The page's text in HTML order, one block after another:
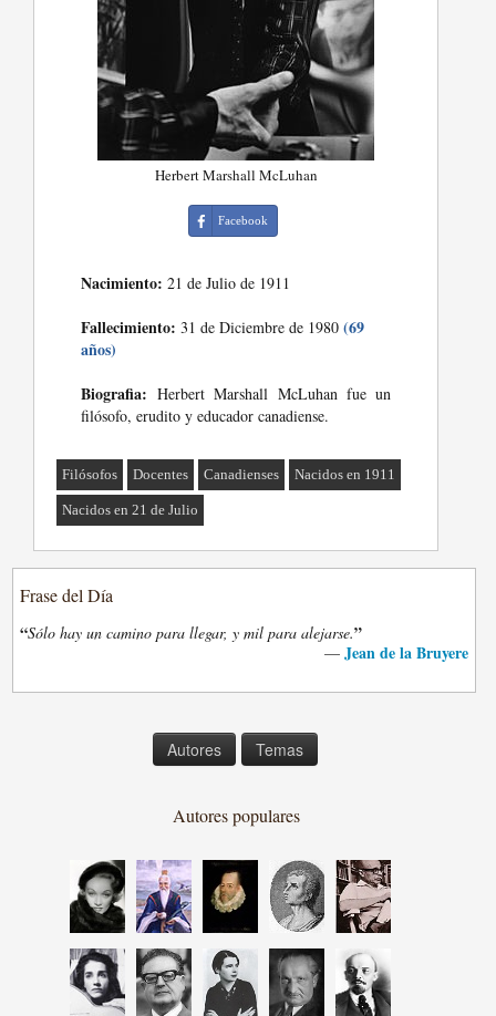
Herbert Marshall McLuhan
Facebook
Nacimiento: 21 de Julio de 1911
Fallecimiento: 31 de Diciembre de 1980(69
años)
Biografia: Herbert Marshall McLuhan fue un
filósofo, erudito y educador canadiense.
Filósofos Docentes Canadienses Nacidos en 1911
Nacidos en 21 de Julio
Frase del Día
“Sólo hay un camino para llegar, y mil para alejarse.”
— Jean de la Bruyere
Autores Temas
Autores populares